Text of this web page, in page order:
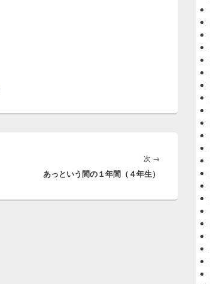
次 →
稿:
あっという間の１年間（４年生）